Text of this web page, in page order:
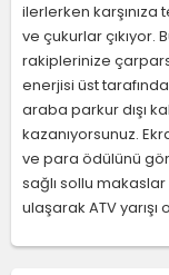
ilerlerken
ve çukurlar çıkıyor.
rakiplerinize
enerjisi üst
araba parkur dışı
kazanıyorsunuz.
ve para ödülünü
sağlı sollu
ulaşarak ATV